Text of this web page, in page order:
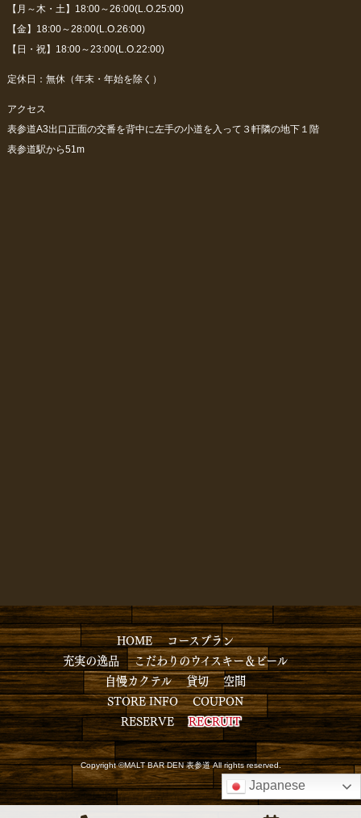
Japanese
【月～木・土】18:00～26:00(L.O.25:00)
【金】18:00～28:00(L.O.26:00)
【日・祝】18:00～23:00(L.O.22:00)
定休日：無休（年末・年始を除く）
アクセス
表参道A3出口正面の交番を背中に左手の小道を入って３軒隣の地下１階
表参道駅から51m
HOME
コースプラン
充実の逸品
こだわりのウイスキー＆ビール
自慢カクテル
貸切
空間
STORE INFO
COUPON
RESERVE
RECRUIT
Copyright ©MALT BAR DEN 表参道 All rights reserved.